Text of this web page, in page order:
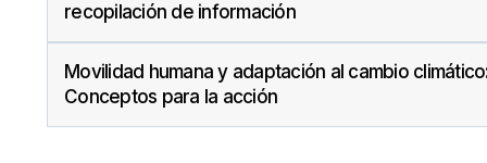
recopilación de información
Movilidad humana y adaptación al cambio
Conceptos para la acción